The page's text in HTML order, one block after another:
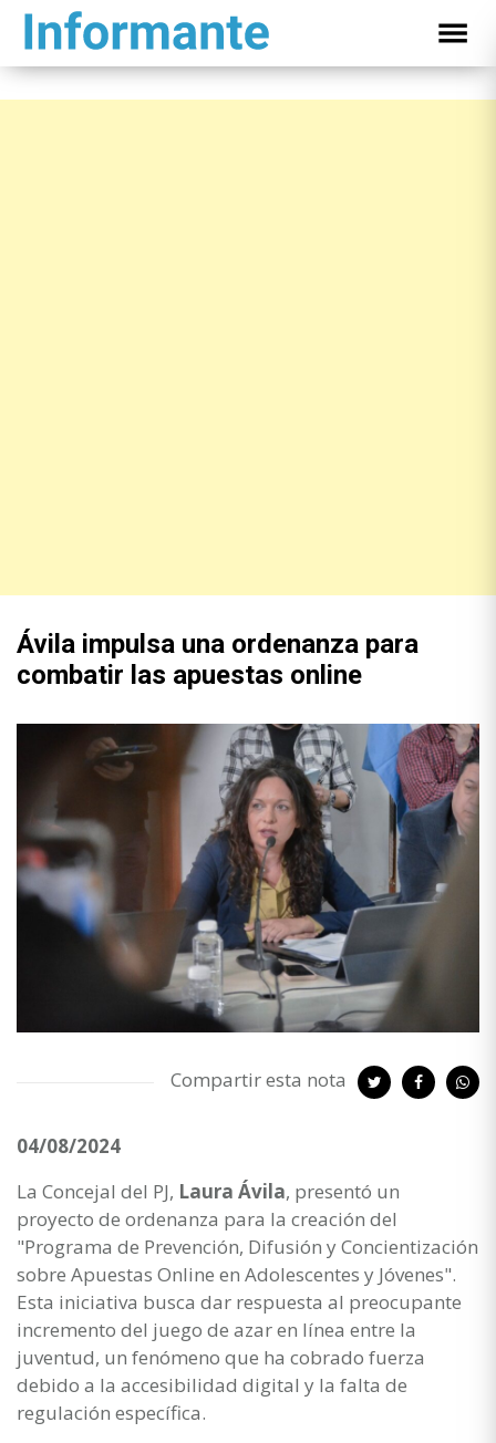
Ávila impulsa una ordenanza para
combatir las apuestas online
Compartir esta nota
04/08/2024
La Concejal del PJ, Laura Ávila, presentó un
proyecto de ordenanza para la creación del
"Programa de Prevención, Difusión y Concientización
sobre Apuestas Online en Adolescentes y Jóvenes".
Esta iniciativa busca dar respuesta al preocupante
incremento del juego de azar en línea entre la
juventud, un fenómeno que ha cobrado fuerza
debido a la accesibilidad digital y la falta de
regulación específica.